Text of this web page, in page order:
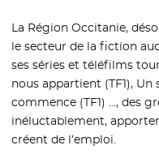
La Région Occitanie,
le secteur de la fiction
ses séries et téléfilms
nous appartient (TF1),
commence (TF1) …, des
inéluctablement,
créent de l’emploi.